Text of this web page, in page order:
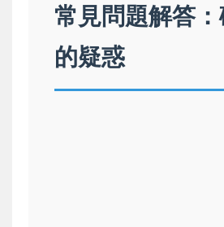
常見問題解答
的疑惑